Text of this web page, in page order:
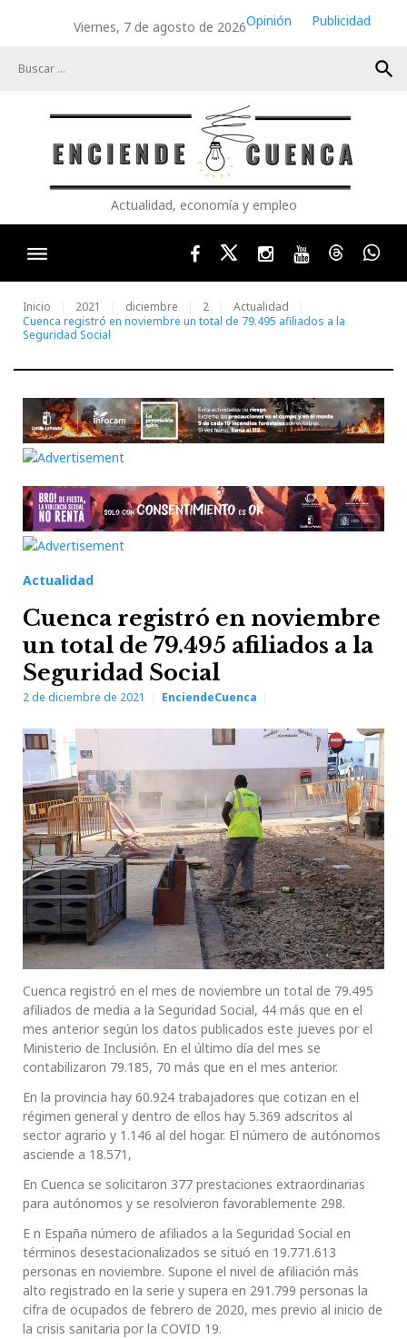
Viernes, 7 de agosto de 2026Opinión
Publicidad
search
Actualidad, economía y empleo
FacebookTwitterInstagram
YoutubeThreads
Inicio 2021 diciembre 2
Actualidad
Cuenca registró en noviembre un total de 79.495 afiliados a la
Seguridad Social
Actualidad
Cuenca registró en noviembre
un total de 79.495 afiliados a la
Seguridad Social
2 de diciembre de 2021 EnciendeCuenca
Cuenca registró en el mes de noviembre un total de 79.495
afiliados de media a la Seguridad Social, 44 más que en el
mes anterior según los datos publicados este jueves por el
Ministerio de Inclusión. En el último día del mes se
contabilizaron 79.185, 70 más que en el mes anterior.
En la provincia hay 60.924 trabajadores que cotizan en el
régimen general y dentro de ellos hay 5.369 adscritos al
sector agrario y 1.146 al del hogar. El número de autónomos
asciende a 18.571,
En Cuenca se solicitaron 377 prestaciones extraordinarias
para autónomos y se resolvieron favorablemente 298.
E n España número de afiliados a la Seguridad Social en
términos desestacionalizados se situó en 19.771.613
personas en noviembre. Supone el nivel de afiliación más
alto registrado en la serie y supera en 291.799 personas la
cifra de ocupados de febrero de 2020, mes previo al inicio de
la crisis sanitaria por la COVID 19.